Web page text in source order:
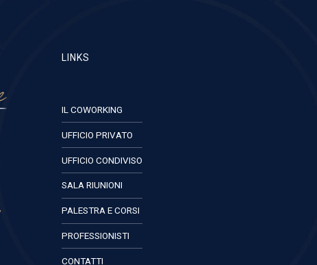
LINKS
IL COWORKING
UFFICIO PRIVATO
UFFICIO CONDIVISO
SALA RIUNIONI
PALESTRA E CORSI
PROFESSIONISTI
CONTATTI